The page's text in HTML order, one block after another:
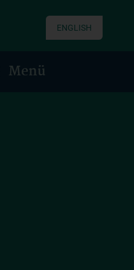
ENGLISH
Menü